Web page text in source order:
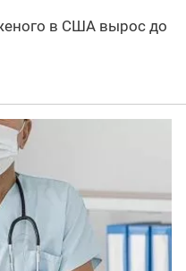
в США вырос до